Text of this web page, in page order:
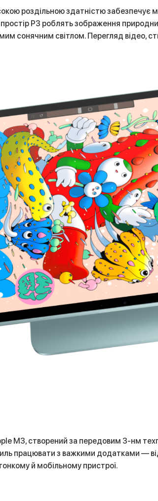
роздільною здатністю забезпечує
P3 роблять зображення
сонячним світлом. Перегляд відео,
M3, створений за передовим 3-нм
працювати з важкими додатками —
й мобільному пристрої.